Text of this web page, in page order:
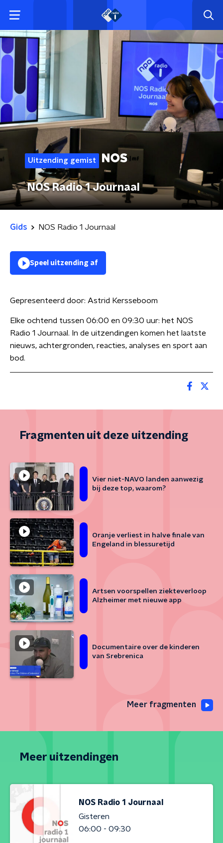
Uitzending gemist
NOS Radio 1 Journaal
Gids NOS Radio 1 Journaal
Speel uitzending af
Gepresenteerd door: Astrid Kersseboom
Elke ochtend tussen 06:00 en 09:30 uur: het NOS
Radio 1 Journaal. In de uitzendingen komen het laatste
nieuws, achtergronden, reacties, analyses en sport aan
bod.
Fragmenten uit deze uitzending
Vier niet-NAVO landen aanwezig
bij deze top, waarom?
Oranje verliest in halve finale van
Engeland in blessuretijd
Artsen voorspellen ziekteverloop
Alzheimer met nieuwe app
Documentaire over de kinderen
van Srebrenica
Meer fragmenten
Meer uitzendingen
NOS Radio 1 Journaal
Gisteren
06:00 - 09:30